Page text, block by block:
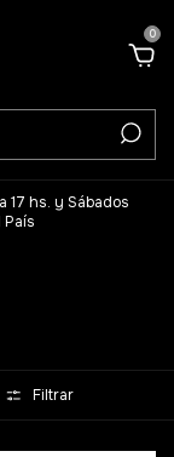
0
17 hs. y Sábados
País
Filtrar